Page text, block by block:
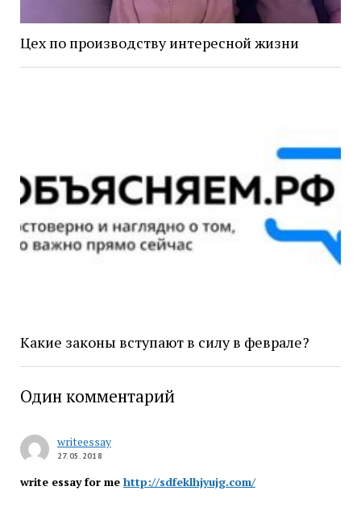
Цех по производству интересной жизни
Какие законы вступают в силу в феврале?
Один комментарий
writeessay
27.05.2018
write essay for me http://sdfeklhjyujg.com/